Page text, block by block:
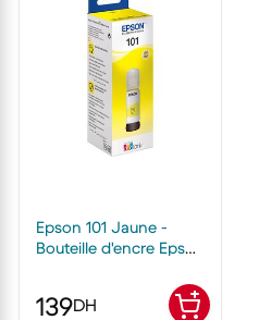
Epson 101 Jaune -
Bouteille d'encre Epson
139DH